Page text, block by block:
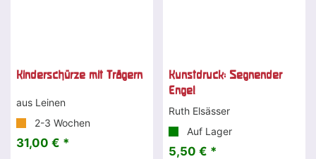
Kinderschürze mit Trägern
aus Leinen
2-3 Wochen
31,00 € *
Kunstdruck: Segnender
Engel
Ruth Elsässer
Auf Lager
5,50 € *